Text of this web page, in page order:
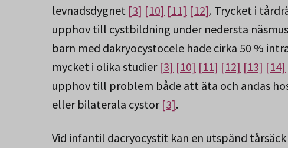
levnadsdygnet [3] [10] [11] [12]. Trycket i
upphov till cystbildning under nedersta
barn med dakryocystocele hade cirka 50 %
mycket i olika studier [3] [10] [11] [12] [13] [14]
upphov till problem både att äta och andas
eller bilaterala cystor [3].
Vid infantil dacryocystit kan en utspänd